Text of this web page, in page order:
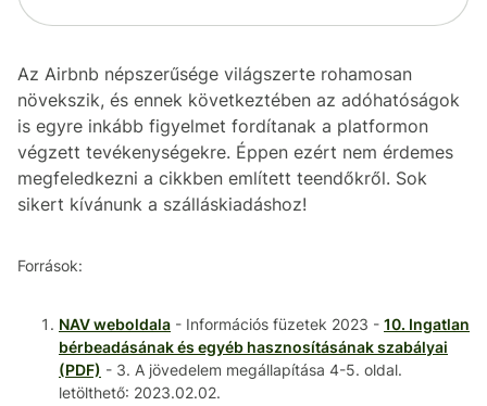
Az Airbnb népszerűsége világszerte rohamosan
növekszik, és ennek következtében az adóhatóságok
is egyre inkább figyelmet fordítanak a platformon
végzett tevékenységekre. Éppen ezért nem érdemes
megfeledkezni a cikkben említett teendőkről. Sok
sikert kívánunk a szálláskiadáshoz!
Források:
NAV weboldala - Információs füzetek 2023 - 10. Ingatlan
bérbeadásának és egyéb hasznosításának szabályai
(PDF) - 3. A jövedelem megállapítása 4-5. oldal.
letölthető: 2023.02.02.